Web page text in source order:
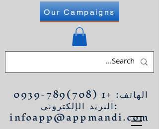
الهاتف: +1 (708)789-0939
البريد الإلكتروني:
infoapp@appmandi.com
Our Campaigns